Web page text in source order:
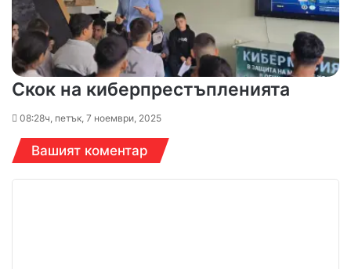
Скок на киберпрестъпленията
08:28ч, петък, 7 ноември, 2025
Вашият коментар